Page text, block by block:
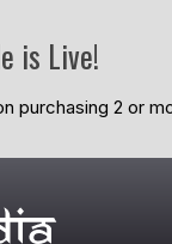
is Live!
purchasing 2 or